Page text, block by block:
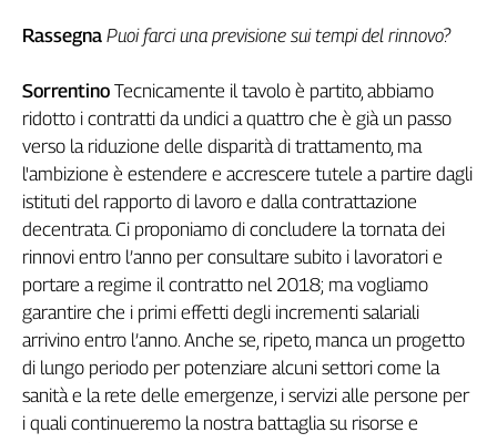
Rassegna Puoi farci una previsione sui tempi del rinnovo?
Sorrentino Tecnicamente il tavolo è partito, abbiamo
ridotto i contratti da undici a quattro che è già un passo
verso la riduzione delle disparità di trattamento, ma
l'ambizione è estendere e accrescere tutele a partire dagli
istituti del rapporto di lavoro e dalla contrattazione
decentrata. Ci proponiamo di concludere la tornata dei
rinnovi entro l’anno per consultare subito i lavoratori e
portare a regime il contratto nel 2018; ma vogliamo
garantire che i primi effetti degli incrementi salariali
arrivino entro l’anno. Anche se, ripeto, manca un progetto
di lungo periodo per potenziare alcuni settori come la
sanità e la rete delle emergenze, i servizi alle persone per
i quali continueremo la nostra battaglia su risorse e